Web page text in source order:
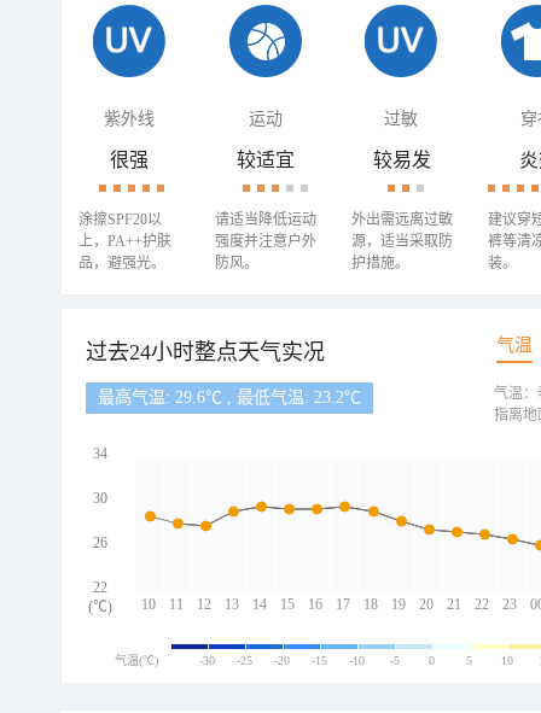
紫外线 运动 过敏 穿
很强
涂擦SPF20以
上，PA++护肤
品，避强光。
较适宜
请适当降低运动
强度并注意户外
防风。
较易发
外出需远离过敏
源，适当采取防
护措施。
建议穿
裤等清
装。
过去24小时整点天气实况 气温
最高气温: 29.6℃ , 最低气温: 23.2℃
10 11 12 13 14 15 16 17 18 19 20 21 22 23
34
30
26
22
(℃)
气温：
指离地
气温(℃) -30 -25 -20 -15 -10 -5 0 5 10